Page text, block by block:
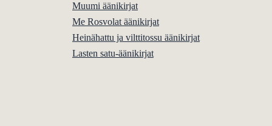
Muumi äänikirjat
Me Rosvolat äänikirjat
Heinähattu ja vilttitossu äänikirjat
Lasten satu-äänikirjat